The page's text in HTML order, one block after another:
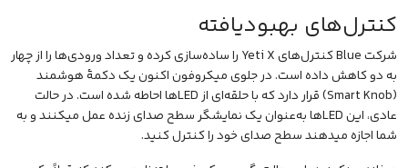
کنترل‌های بهبودیافته
شرکت Blue کنترل‌های Yeti X را ساده‌سازی کرده و تعداد ورودی‌ها را از چهار
به دو کاهش داده است. در جلوی میکروفون اکنون یک دکمهٔ هوشمند
(Smart Knob) قرار دارد که با حلقه‌ای از LEDها احاطه شده است. در حالت
عادی، این LEDها به‌عنوان یک نمایشگر سطح صدای زنده عمل میکنند و به
شما اجازه میدهند سطح صدای خود را کنترل کنید.